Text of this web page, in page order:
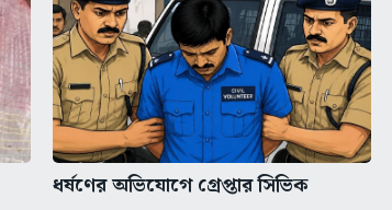
ধর্ষণের অভিযোগে গ্রেপ্তার সিভিক